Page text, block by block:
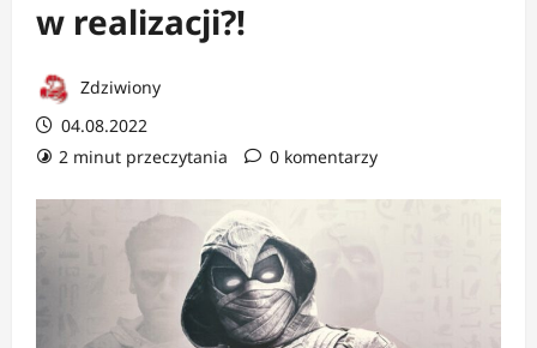
w realizacji?!
Zdziwiony
04.08.2022
2 minut przeczytania
0 komentarzy